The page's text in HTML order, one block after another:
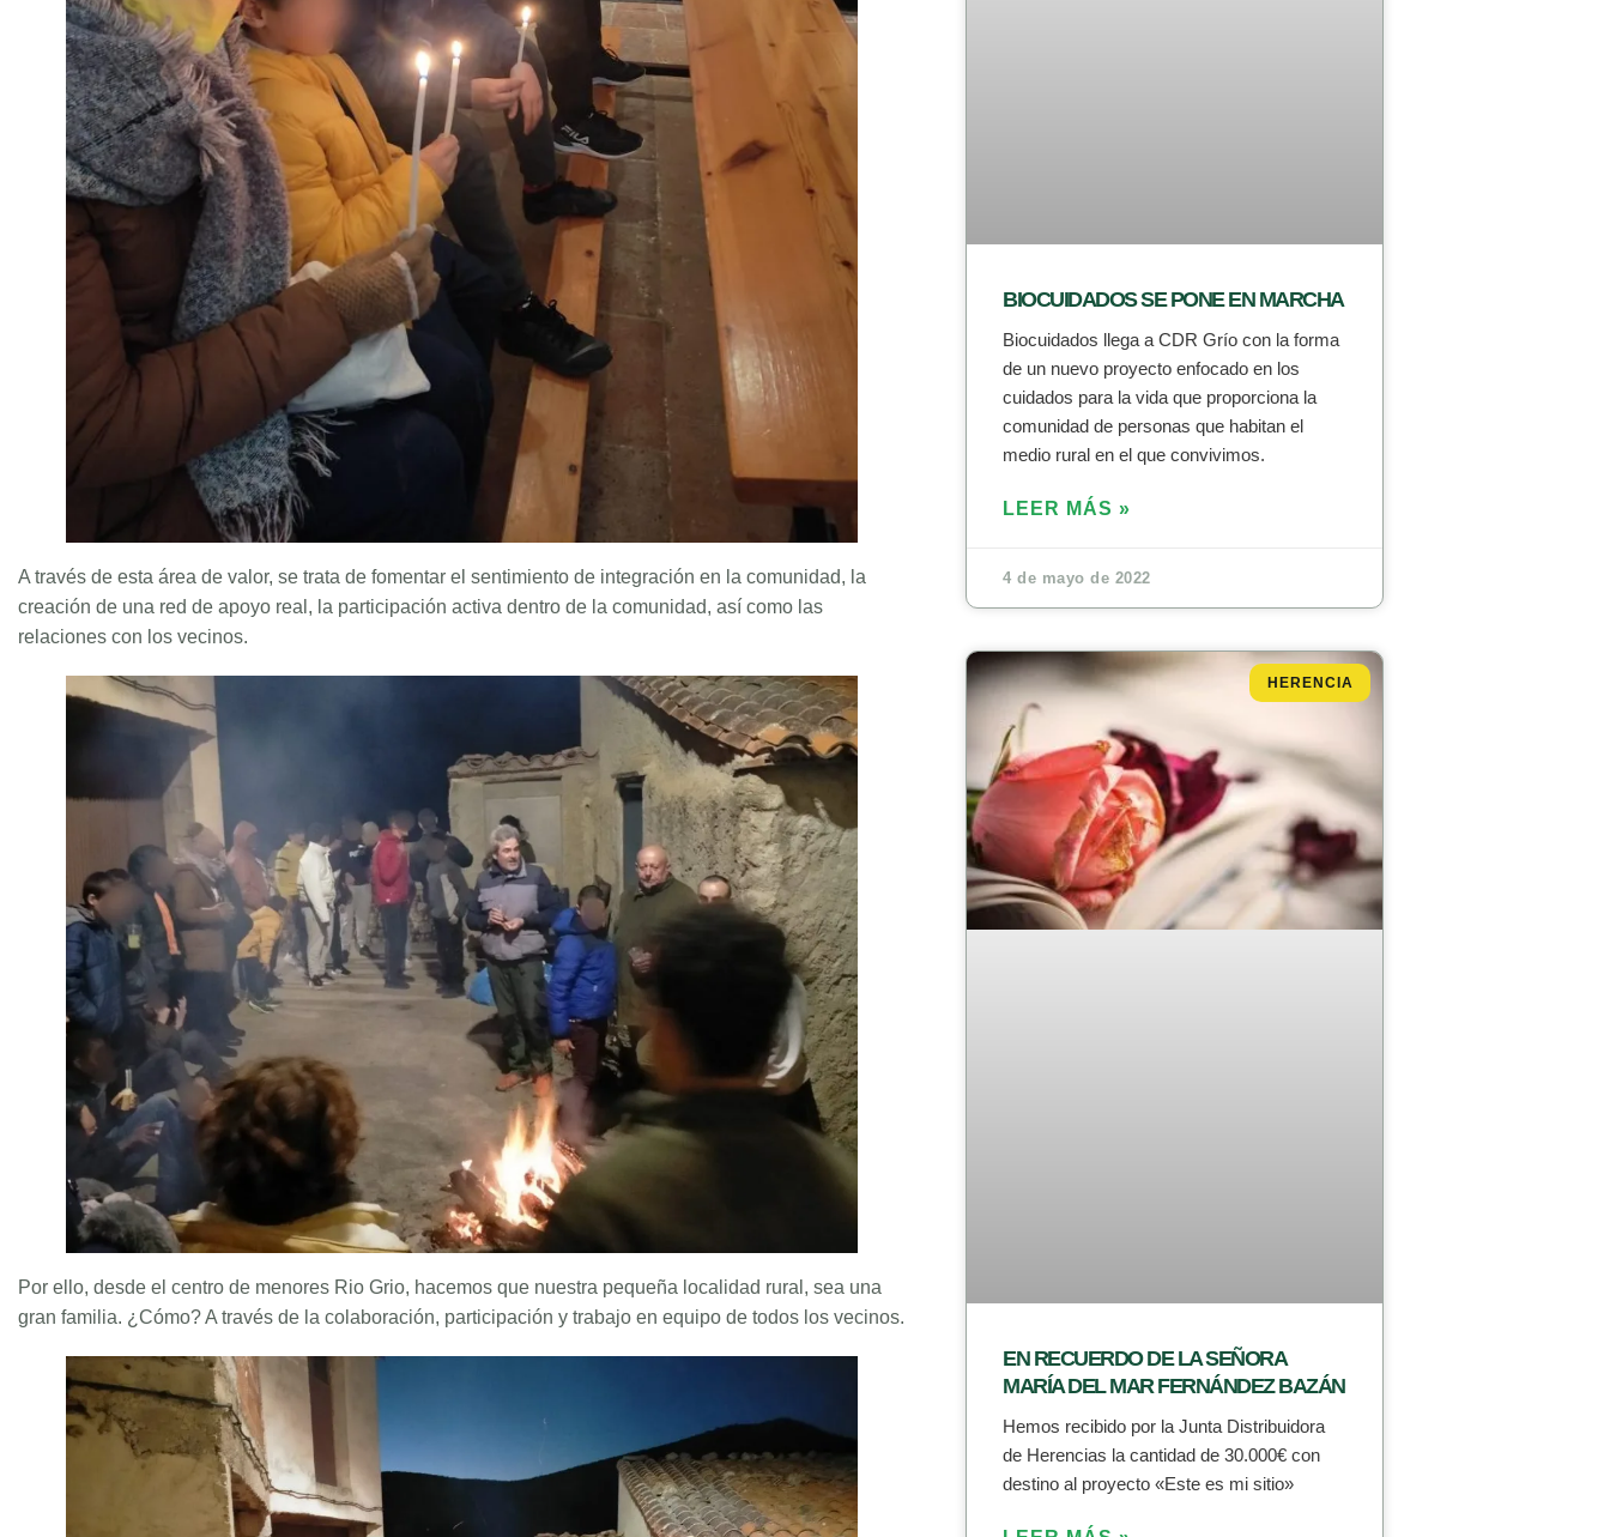
A través de esta área de valor, se trata de fomentar el sentimiento de integración en la comunidad, la
creación de una red de apoyo real, la participación activa dentro de la comunidad, así como las
relaciones con los vecinos.
Por ello, desde el centro de menores Rio Grio, hacemos que nuestra pequeña localidad rural, sea una
gran familia. ¿Cómo? A través de la colaboración, participación y trabajo en equipo de todos los vecinos.
BIOCUIDADOS SE PONE EN MARCHA
Biocuidados llega a CDR Grío con la forma
de un nuevo proyecto enfocado en los
cuidados para la vida que proporciona la
comunidad de personas que habitan el
medio rural en el que convivimos.
LEER MÁS »
4 de mayo de 2022
HERENCIA
EN RECUERDO DE LA SEÑORA
MARÍA DEL MAR FERNÁNDEZ BAZÁN
Hemos recibido por la Junta Distribuidora
de Herencias la cantidad de 30.000€ con
destino al proyecto «Este es mi sitio»